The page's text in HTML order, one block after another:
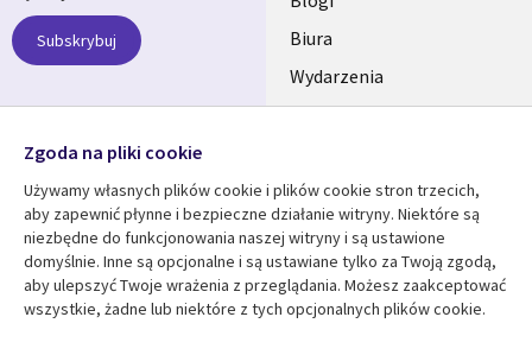
SECTIONS
POLSKA
Biura
Wydarzenia
Centrum zasobów
Library
Artykuły
Pomoc
Legal
Informacja prawna
Subskrybuj
Social
Media
SECTIONS
POLSKA
Zgoda na pliki cookie
Używamy własnych plików cookie i plików cookie stron trzecich,
aby zapewnić płynne i bezpieczne działanie witryny. Niektóre są
niezbędne do funkcjonowania naszej witryny i są ustawione
domyślnie. Inne są opcjonalne i są ustawiane tylko za Twoją zgodą,
aby ulepszyć Twoje wrażenia z przeglądania. Możesz zaakceptować
wszystkie, żadne lub niektóre z tych opcjonalnych plików cookie.